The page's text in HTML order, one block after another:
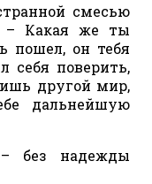
смесью
– Какая же ты
пошел, он тебя
себя поверить,
другой мир,
дальнейшую
без надежды